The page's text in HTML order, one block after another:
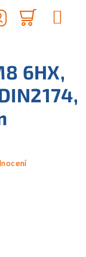
košík
6HX,